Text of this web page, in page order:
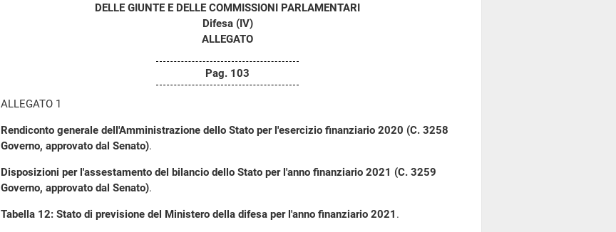
DELLE GIUNTE E DELLE COMMISSIONI PARLAMENTARI
Difesa (IV)
ALLEGATO
Pag. 103
ALLEGATO 1
Rendiconto generale dell'Amministrazione dello Stato per l'esercizio finanziario 2020 (C. 3258
Governo, approvato dal Senato).
Disposizioni per l'assestamento del bilancio dello Stato per l'anno finanziario 2021 (C. 3259
Governo, approvato dal Senato).
Tabella 12: Stato di previsione del Ministero della difesa per l'anno finanziario 2021 .